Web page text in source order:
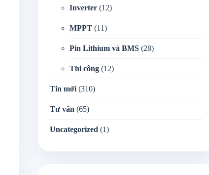
Inverter (12)
MPPT (11)
Pin Lithium và BMS (28)
Thi công (12)
Tin mới (310)
Tư vấn (65)
Uncategorized (1)